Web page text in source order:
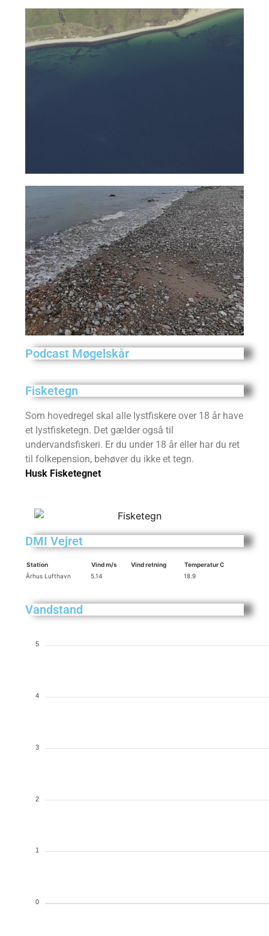
Podcast Møgelskår
Fisketegn
Som hovedregel skal alle lystfiskere over 18 år have
et lystfisketegn. Det gælder også til
undervandsfiskeri. Er du under 18 år eller har du ret
til folkepension, behøver du ikke et tegn.
Husk Fisketegnet
DMI Vejret
Station Vind m/s Vind retning
Temperatur C
Århus Lufthavn
5.14 18.9
Vandstand
5
4
3
2
1
0